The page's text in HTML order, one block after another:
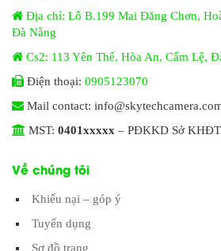
Địa chỉ: Lô B.199 Mai Đăng Chơn,
Đà Nẵng
Cs2: 113 Yên Thế, Hòa An, Cẩm Lệ,
Điện thoại: 0905123070
Mail contact:
MST: 0401xxxxx – PĐKKD Sở
Về chúng tôi
Khiếu nại – góp ý
Tuyển dụng
Sơ đồ trang